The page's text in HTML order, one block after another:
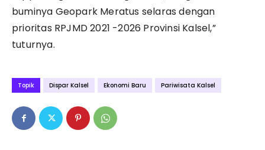
buminya Geopark Meratus selaras dengan
prioritas RPJMD 2021 -2026 Provinsi Kalsel,”
tuturnya.
Topik Dispar Kalsel Ekonomi Baru Pariwisata Kalsel